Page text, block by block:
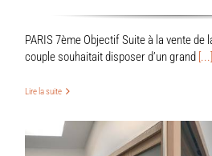
PARIS 7ème Objectif Suite à la vente de
couple souhaitait disposer d’un grand [...]
Lire la suite